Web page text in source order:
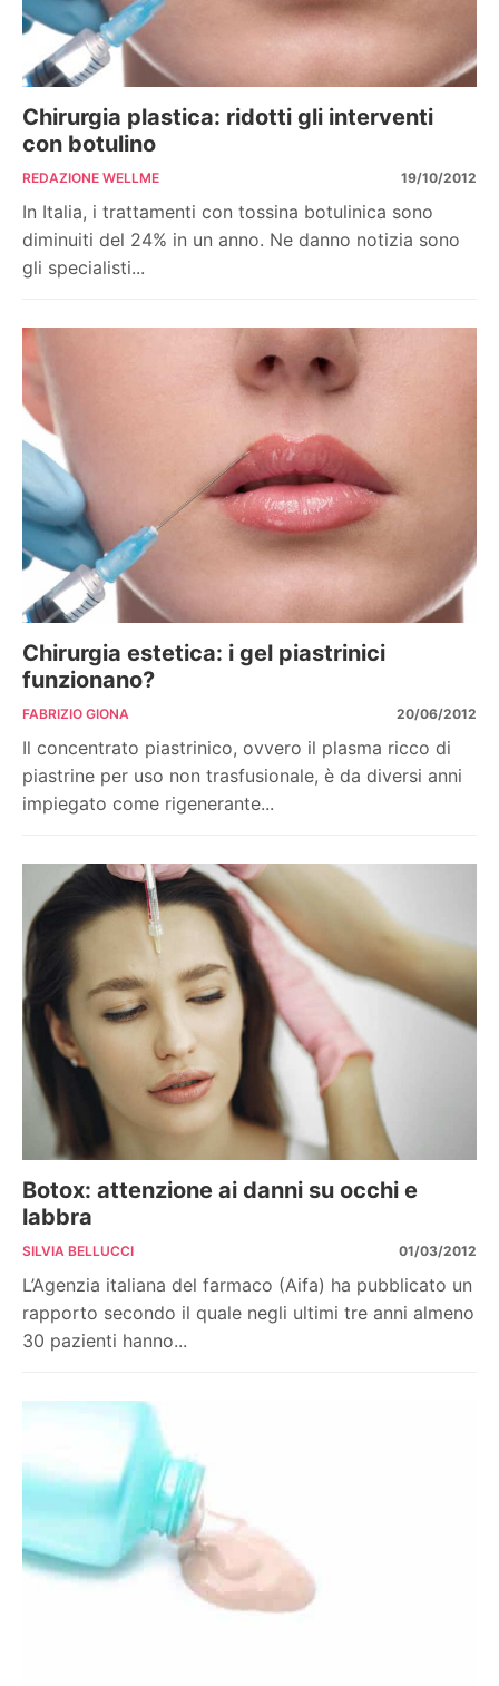
Chirurgia plastica: ridotti gli interventi
con botulino
REDAZIONE WELLME 19/10/2012
In Italia, i trattamenti con tossina botulinica sono
diminuiti del 24% in un anno. Ne danno notizia sono
gli specialisti...
Chirurgia estetica: i gel piastrinici
funzionano?
FABRIZIO GIONA 20/06/2012
Il concentrato piastrinico, ovvero il plasma ricco di
piastrine per uso non trasfusionale, è da diversi anni
impiegato come rigenerante...
Botox: attenzione ai danni su occhi e
labbra
SILVIA BELLUCCI 01/03/2012
L’Agenzia italiana del farmaco (Aifa) ha pubblicato un
rapporto secondo il quale negli ultimi tre anni almeno
30 pazienti hanno...